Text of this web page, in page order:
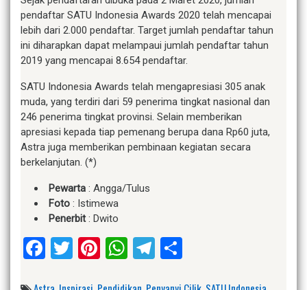
pendaftar SATU Indonesia Awards 2020 telah mencapai
lebih dari 2.000 pendaftar. Target jumlah pendaftar tahun
ini diharapkan dapat melampaui jumlah pendaftar tahun
2019 yang mencapai 8.654 pendaftar.
SATU Indonesia Awards telah mengapresiasi 305 anak
muda, yang terdiri dari 59 penerima tingkat nasional dan
246 penerima tingkat provinsi. Selain memberikan
apresiasi kepada tiap pemenang berupa dana Rp60 juta,
Astra juga memberikan pembinaan kegiatan secara
berkelanjutan. (*)
Pewarta : Angga/Tulus
Foto : Istimewa
Penerbit: Dwito
Facebook
Twitter
Pinterest
WhatsApp
Telegram